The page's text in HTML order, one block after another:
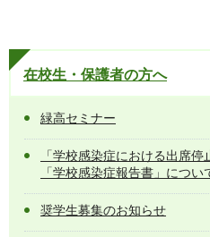
在校生・保護者の方へ
緑高セミナー
「学校感染症における出席
「学校感染症報告書」につい
奨学生募集のお知らせ